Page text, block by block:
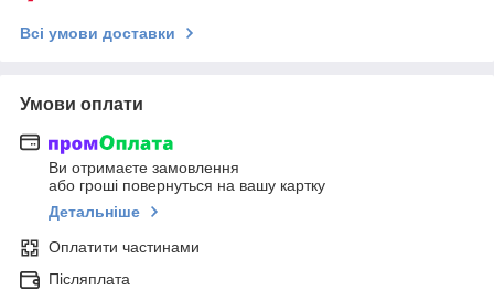
Всі умови доставки
Умови оплати
Ви отримаєте замовлення
або гроші повернуться на вашу картку
Детальніше
Оплатити частинами
Післяплата